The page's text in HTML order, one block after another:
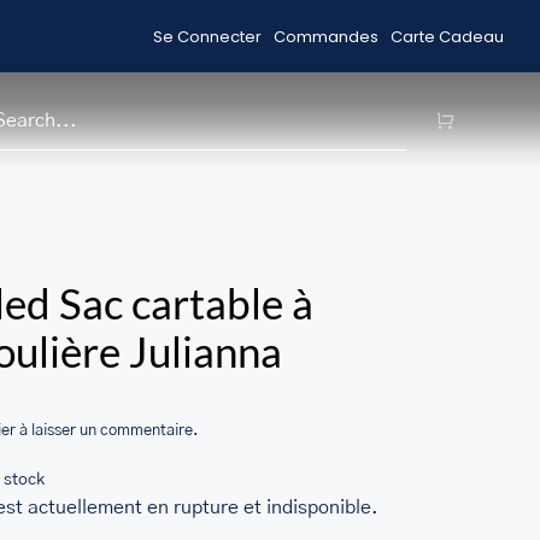
Acheter des Articles en Solde
Se Connecter Commandes Carte Cadeau
content/themes/Avada/
woocommerce.php
Sac cartable à
Julianna
à laisser un commentaire.
stock
actuellement en rupture et indisponible.